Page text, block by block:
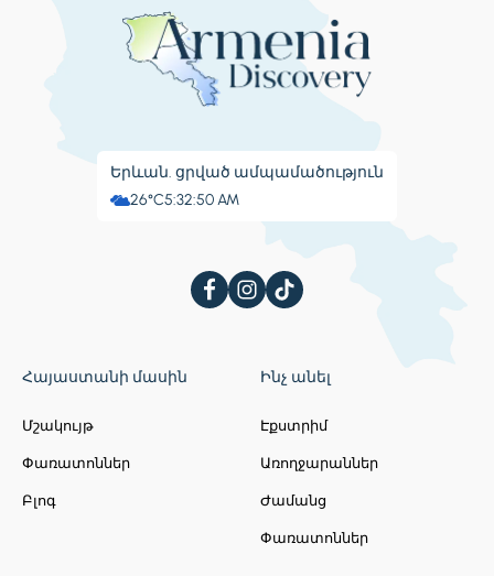
Երևան. ցրված ամպամածություն
26°C5:32:51 AM
Հայաստանի մասին
Մշակույթ
Փառատոններ
Բլոգ
Ինչ անել
Էքստրիմ
Առողջարաններ
Ժամանց
Փառատոններ